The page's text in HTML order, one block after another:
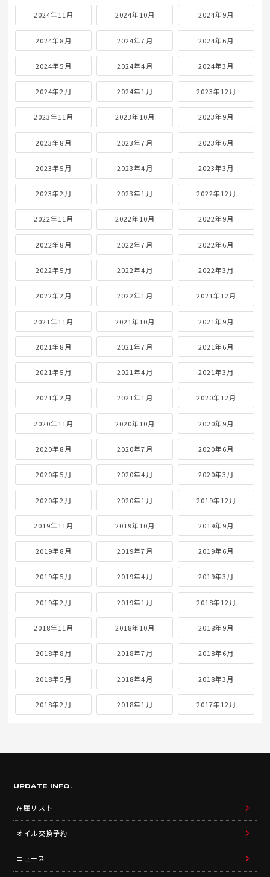
2024年11月 2024年10月 2024年9月
2024年8月 2024年7月 2024年6月
2024年5月 2024年4月 2024年3月
2024年2月 2024年1月 2023年12月
2023年11月 2023年10月 2023年9月
2023年8月 2023年7月 2023年6月
2023年5月 2023年4月 2023年3月
2023年2月 2023年1月 2022年12月
2022年11月 2022年10月 2022年9月
2022年8月 2022年7月 2022年6月
2022年5月 2022年4月 2022年3月
2022年2月 2022年1月 2021年12月
2021年11月 2021年10月 2021年9月
2021年8月 2021年7月 2021年6月
2021年5月 2021年4月 2021年3月
2021年2月 2021年1月 2020年12月
2020年11月 2020年10月 2020年9月
2020年8月 2020年7月 2020年6月
2020年5月 2020年4月 2020年3月
2020年2月 2020年1月 2019年12月
2019年11月 2019年10月 2019年9月
2019年8月 2019年7月 2019年6月
2019年5月 2019年4月 2019年3月
2019年2月 2019年1月 2018年12月
2018年11月 2018年10月 2018年9月
2018年8月 2018年7月 2018年6月
2018年5月 2018年4月 2018年3月
2018年2月 2018年1月 2017年12月
UPDATE INFO.
在庫リスト
オイル交換予約
ニュース